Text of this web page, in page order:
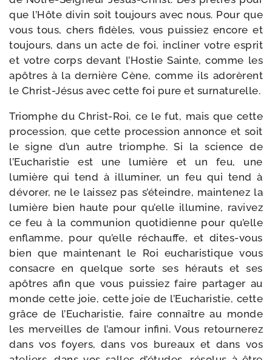
que l’Hôte divin soit tou­jours avec nous. Pour que
vous tous, chers fidèles, vous puis­siez encore et
tou­jours, dans un acte de foi, incli­ner votre esprit
et votre corps devant l’Hostie Sainte, comme les
apôtres à la der­nière Cène, comme ils ado­rèrent
le Christ-​Jésus avec cette foi pure et surnaturelle.
Triomphe du Christ-​Roi, ce le fut, mais que cette
pro­ces­sion, que cette pro­ces­sion annonce et soit
le signe d’un autre triomphe. Si la science de
l’Eucharistie est une lumière et un feu, une
lumière qui tend à illu­mi­ner, un feu qui tend à
dévo­rer, ne le lais­sez pas s’é­teindre, main­te­nez la
lumière bien haute pour qu’elle illu­mine, ravi­vez
ce feu à la com­mu­nion quo­ti­dienne pour qu’elle
enflamme, pour qu’elle réchauffe, et dites-​vous
bien que main­te­nant le Roi eucha­ris­tique vous
consacre en quelque sorte ses hérauts et ses
apôtres afin que vous puis­siez faire par­ta­ger au
monde cette joie, cette joie de l’Eucharistie, cette
grâce de l’Eucharistie, faire connaître au monde
les mer­veilles de l’a­mour infi­ni. Vous retour­ne­rez
dans vos foyers, dans vos bureaux et dans vos